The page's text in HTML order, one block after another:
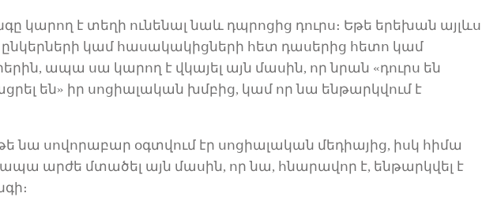
կարող է տեղի ունենալ նաև դպրոցից դուրս։ Եթե երեխան այլևս
ընկերների կամ հասակակիցների հետ դասերից հետո կամ
ապա սա կարող է վկայել այն մասին, որ նրան «դուրս են
են» իր սոցիալական խմբից, կամ որ նա ենթարկվում է
նա սովորաբար օգտվում էր սոցիալական մեդիայից, իսկ հիմա
ապա արժե մտածել այն մասին, որ նա, հնարավոր է, ենթարկվել է